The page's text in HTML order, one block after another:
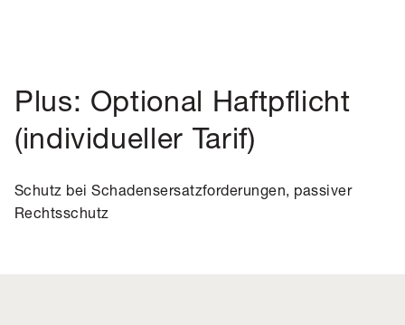
Plus: Optional Haftpflicht
(individueller Tarif)
Schutz bei Schadensersatzforderungen, passiver
Rechtsschutz